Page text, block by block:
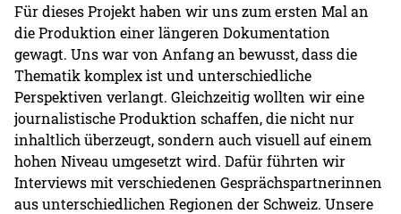
Für dieses Projekt haben wir uns zum ersten Mal an
die Produktion einer längeren Dokumentation
gewagt. Uns war von Anfang an bewusst, dass die
Thematik komplex ist und unterschiedliche
Perspektiven verlangt. Gleichzeitig wollten wir eine
journalistische Produktion schaffen, die nicht nur
inhaltlich überzeugt, sondern auch visuell auf einem
hohen Niveau umgesetzt wird. Dafür führten wir
Interviews mit verschiedenen Gesprächspartnerinnen
aus unterschiedlichen Regionen der Schweiz. Unsere